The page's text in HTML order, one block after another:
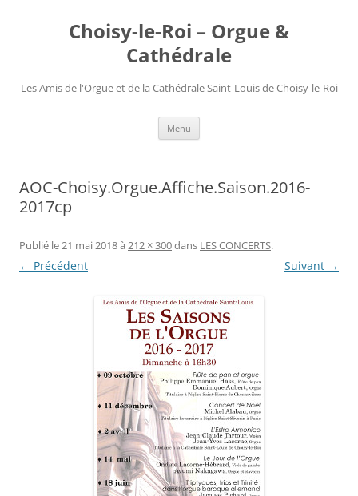
Choisy-le-Roi – Orgue &
Cathédrale
Les Amis de l'Orgue et de la Cathédrale Saint-Louis de Choisy-le-Roi
Menu
AOC-Choisy.Orgue.Affiche.Saison.2016-
2017cp
Publié le21 mai 2018à 212 × 300dans LES CONCERTS.
← Précédent Suivant →